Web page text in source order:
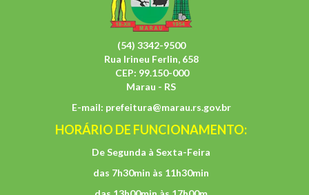
(54) 3342-9500
Rua Irineu Ferlin, 658
CEP: 99.150-000
Marau - RS
E-mail: prefeitura@marau.rs.gov.br
HORÁRIO DE FUNCIONAMENTO:
De Segunda à Sexta-Feira
das 7h30min às 11h30min